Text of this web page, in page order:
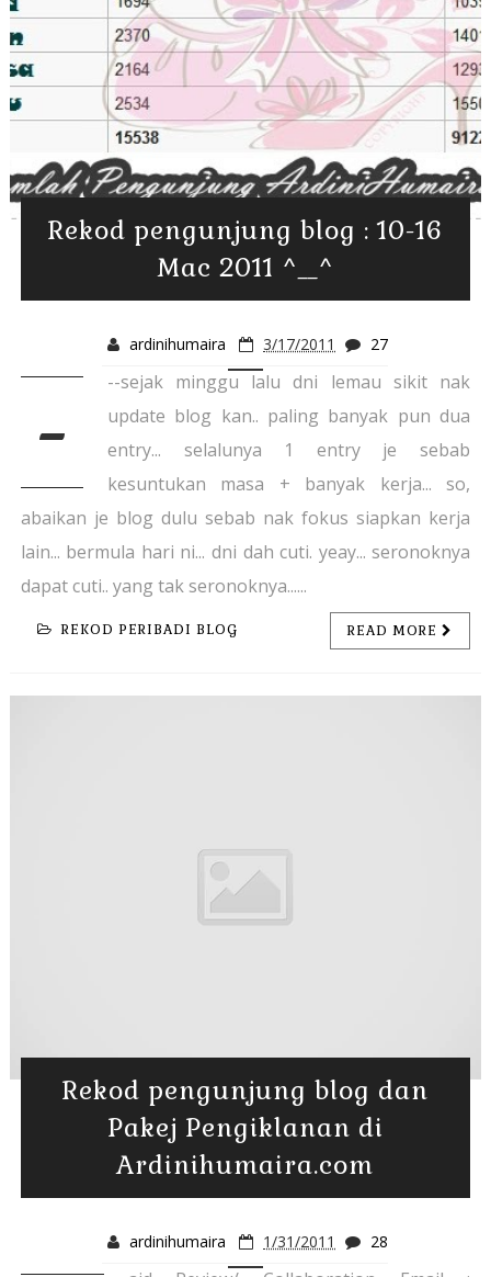
Rekod pengunjung blog : 10-16
Mac 2011 ^__^
ardinihumaira 3/17/2011 27
-
--sejak minggu lalu dni lemau sikit nak
update blog kan.. paling banyak pun dua
entry... selalunya 1 entry je sebab
kesuntukan masa + banyak kerja... so,
abaikan je blog dulu sebab nak fokus siapkan kerja
lain... bermula hari ni... dni dah cuti. yeay... seronoknya
dapat cuti.. yang tak seronoknya......
REKOD PERIBADI BLOG READ MORE
Rekod pengunjung blog dan
Pakej Pengiklanan di
Ardinihumaira.com
ardinihumaira 1/31/2011 28